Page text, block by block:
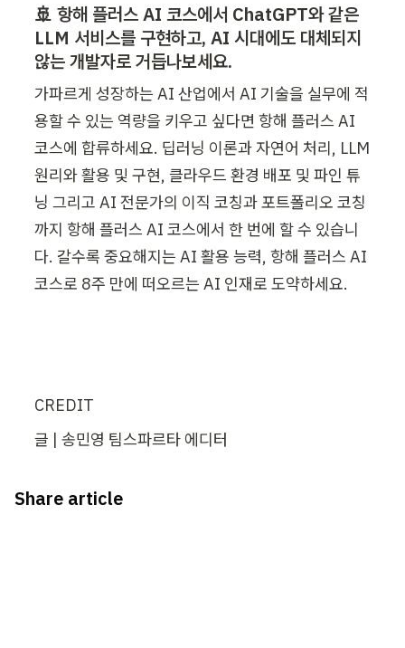
🚢 항해 플러스 AI 코스에서 ChatGPT와 같은
LLM 서비스를 구현하고, AI 시대에도 대체되지
않는 개발자로 거듭나보세요.
가파르게 성장하는 AI 산업에서 AI 기술을 실무에 적
용할 수 있는 역량을 키우고 싶다면 항해 플러스 AI
코스에 합류하세요. 딥러닝 이론과 자연어 처리, LLM
원리와 활용 및 구현, 클라우드 환경 배포 및 파인 튜
닝 그리고 AI 전문가의 이직 코칭과 포트폴리오 코칭
까지 항해 플러스 AI 코스에서 한 번에 할 수 있습니
다. 갈수록 중요해지는 AI 활용 능력, 항해 플러스 AI
코스로 8주 만에 떠오르는 AI 인재로 도약하세요.
CREDIT
글 | 송민영 팀스파르타 에디터
Share article